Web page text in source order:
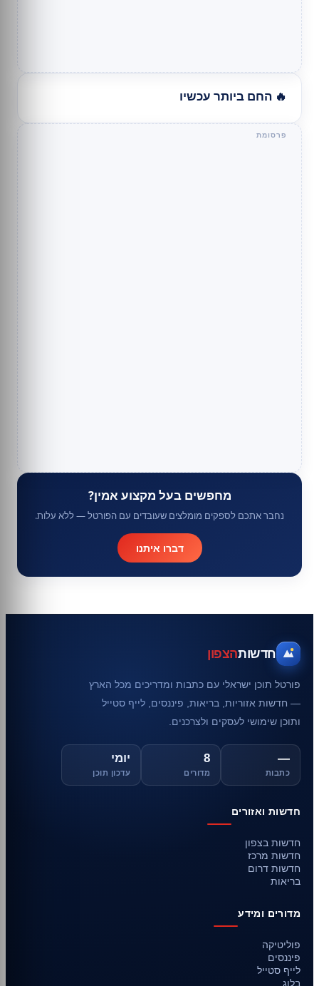
🔥 החם ביותר עכשיו
מחפשים בעל מקצוע אמין?
נחבר אתכם לספקים מומלצים שעובדים עם הפורטל — ללא עלות.
דברו איתנו
חדשותהצפון
פורטל תוכן ישראלי עם כתבות ומדריכים מכל הארץ
— חדשות אזוריות, בריאות, פיננסים, לייף סטייל
ותוכן שימושי לעסקים ולצרכנים.
—
כתבות
8
מדורים
יומי
עדכון תוכן
חדשות ואזורים
חדשות בצפון
חדשות מרכז
חדשות דרום
בריאות
מדורים ומידע
פוליטיקה
פיננסים
לייף סטייל
בלוג